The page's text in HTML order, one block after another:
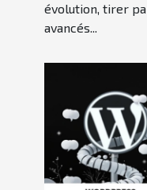
évolution, tirer
avancés...